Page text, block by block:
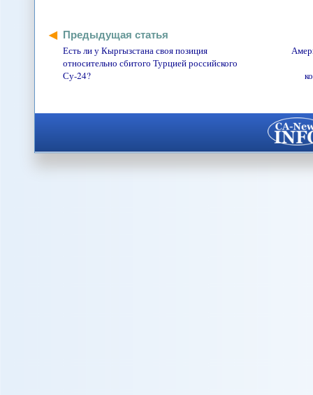
Предыдущая статья
Есть ли у Кыргызстана своя позиция
относительно сбитого Турцией российского
Су-24?